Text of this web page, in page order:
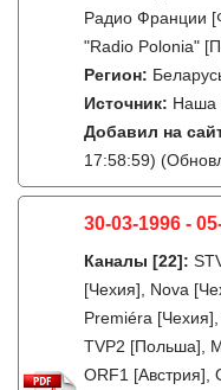
Радио Франции
"Radio Polonia"
Регион:
Источник: Наша
Добавил на
17:58:59)
30-03-1996 -
Каналы [22]:
[Чехия], Nova
Premiéra
TVP2 [Польша],
ORF1 [Австрия],